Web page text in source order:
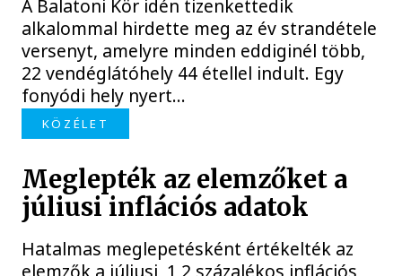
A Balatoni Kör idén tizenkettedik
alkalommal hirdette meg az év strandétele
versenyt, amelyre minden eddiginél több,
22 vendéglátóhely 44 étellel indult. Egy
fonyódi hely nyert...
KÖZÉLET
Meglepték az elemzőket a
júliusi inflációs adatok
Hatalmas meglepetésként értékelték az
elemzők a júliusi, 1,2 százalékos inflációs